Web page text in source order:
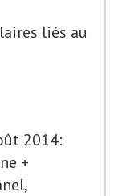
liés au
2014:
+